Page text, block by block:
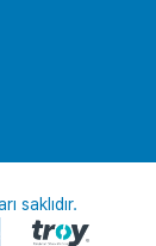
saklıdır.